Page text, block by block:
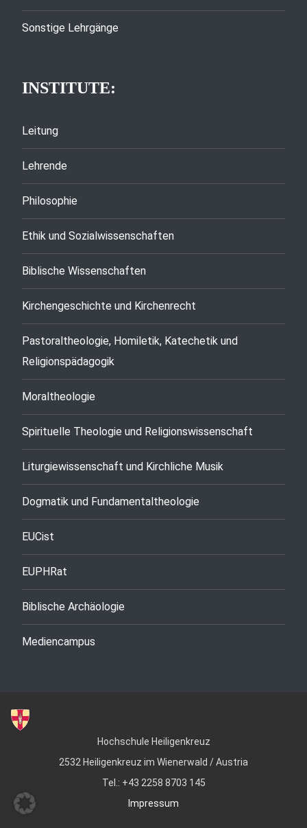
Sonstige Lehrgänge
INSTITUTE:
Leitung
Lehrende
Philosophie
Ethik und Sozialwissenschaften
Biblische Wissenschaften
Kirchengeschichte und Kirchenrecht
Pastoraltheologie, Homiletik, Katechetik und
Religionspädagogik
Moraltheologie
Spirituelle Theologie und Religionswissenschaft
Liturgiewissenschaft und Kirchliche Musik
Dogmatik und Fundamentaltheologie
EUCist
EUPHRat
Biblische Archäologie
Mediencampus
Hochschule Heiligenkreuz
2532 Heiligenkreuz im Wienerwald / Austria
Tel.: +43 2258 8703 145
Impressum